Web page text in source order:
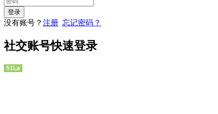
没有账号？ 注册 忘记密码？
社交账号快速登录
51La